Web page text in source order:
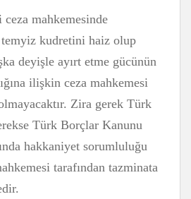
mahkemesinde
temyiz kudretini haiz olup
deyişle ayırt etme gücünün
ilişkin ceza mahkemesi
Zira gerek Türk
Türk Borçlar Kanunu
hakkaniyet sorumluluğu
tarafından tazminata